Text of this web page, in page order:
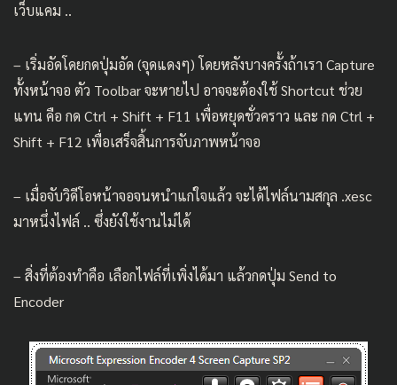
เว็บแคม ..
– เริ่มอัดโดยกดปุ่มอัด (จุดแดงๆ) โดยหลังบางครั้งถ้าเรา Capture
ทั้งหน้าจอ ตัว Toolbar จะหายไป อาจจะต้องใช้ Shortcut ช่วย
แทน คือ กด Ctrl + Shift + F11 เพื่อหยุดชั่วคราว และ กด Ctrl +
Shift + F12 เพื่อเสร็จสิ้นการจับภาพหน้าจอ
– เมื่อจับวิดีโอหน้าจอจนหนำแก่ใจแล้ว จะได้ไฟล์นามสกุล .xesc
มาหนึ่งไฟล์ .. ซึ่งยังใช้งานไม่ได้
– สิ่งที่ต้องทำคือ เลือกไฟล์ที่เพิ่งได้มา แล้วกดปุ่ม Send to
Encoder